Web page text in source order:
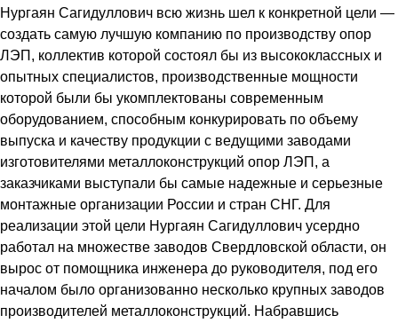
Нургаян Сагидуллович всю жизнь шел к конкретной цели —
создать самую лучшую компанию по производству опор
ЛЭП, коллектив которой состоял бы из высококлассных и
опытных специалистов, производственные мощности
которой были бы укомплектованы современным
оборудованием, способным конкурировать по объему
выпуска и качеству продукции с ведущими заводами
изготовителями металлоконструкций опор ЛЭП, а
заказчиками выступали бы самые надежные и серьезные
монтажные организации России и стран СНГ. Для
реализации этой цели Нургаян Сагидуллович усердно
работал на множестве заводов Свердловской области, он
вырос от помощника инженера до руководителя, под его
началом было организованно несколько крупных заводов
производителей металлоконструкций. Набравшись